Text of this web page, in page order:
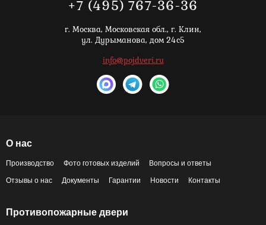
+7 (495) 767-36-36
г. Москва, Московская обл., г. Клин,
ул. Дурыманова, дом 24с5
info@pojdveri.ru
О нас
Производство Фото готовых изделий Вопросы и ответы
Отзывы о нас Документы Гарантии Новости Контакты
Противопожарные двери